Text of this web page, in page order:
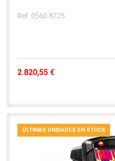
Ref. 0560 8725
2.820,55 €
ÚLTIMAS UNIDADES EN STOCK